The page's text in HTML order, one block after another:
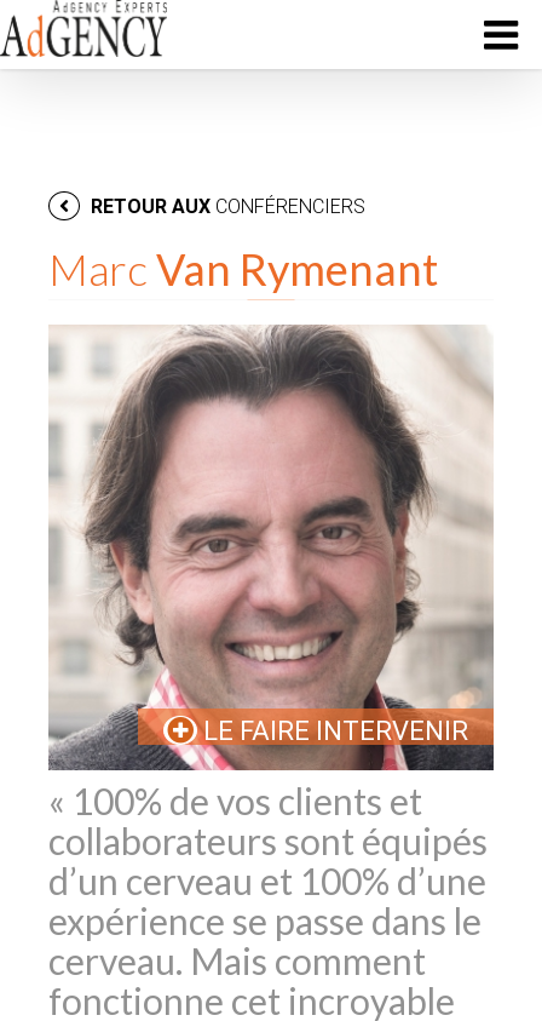
RETOUR AUX CONFÉRENCIERS
MarcVan Rymenant
LE FAIRE INTERVENIR
« 100% de vos clients et
collaborateurs sont équipés
d’un cerveau et 100% d’une
expérience se passe dans le
cerveau. Mais comment
fonctionne cet incroyable